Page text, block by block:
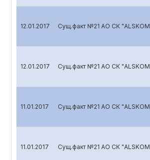
12.01.2017 Сущ.факт №21 АО СК
12.01.2017 Сущ.факт №21 АО СК
11.01.2017 Сущ.факт №21 АО СК
11.01.2017 Сущ.факт №21 АО СК